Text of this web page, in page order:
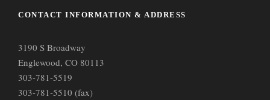
CONTACT INFORMATION & ADDRESS
3190 S Broadway
Englewood, CO 80113
303-781-5519
303-781-5510 (fax)